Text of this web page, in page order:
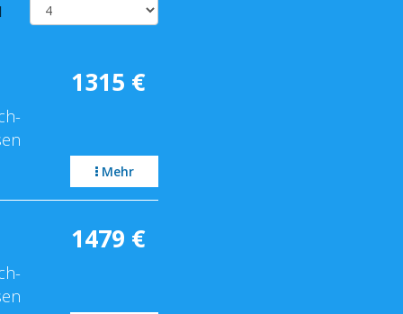
1315 €
Mehr
1479 €